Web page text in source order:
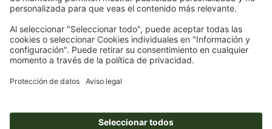
Nosotros
Servicios
Suscríbete al boletín electrónico y consigue un cupón de
descuento del 15 %